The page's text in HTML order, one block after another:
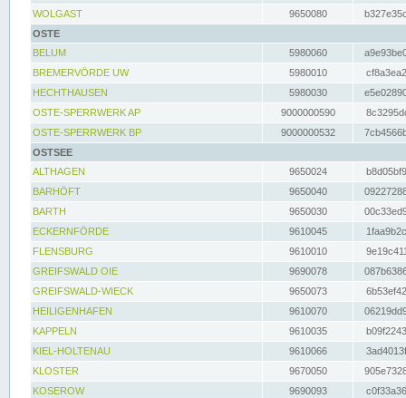
WOLGAST
9650080
OSTE
BELUM
5980060
BREMERVÖRDE UW
5980010
HECHTHAUSEN
5980030
OSTE-SPERRWERK AP
9000000590
OSTE-SPERRWERK BP
9000000532
OSTSEE
ALTHAGEN
9650024
BARHÖFT
9650040
BARTH
9650030
ECKERNFÖRDE
9610045
FLENSBURG
9610010
GREIFSWALD OIE
9690078
GREIFSWALD-WIECK
9650073
HEILIGENHAFEN
9610070
KAPPELN
9610035
KIEL-HOLTENAU
9610066
KLOSTER
9670050
KOSEROW
9690093